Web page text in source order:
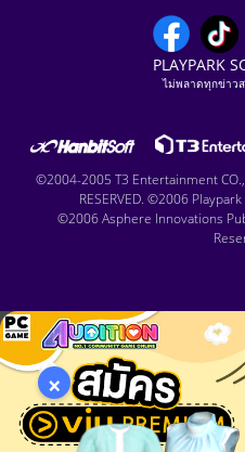
PLAYPARK
ไม่พลาดทุกข่าวส
©2004-2005 T3 Entertainment
RESERVED. ©2006
©2006 Asphere Innovations
×